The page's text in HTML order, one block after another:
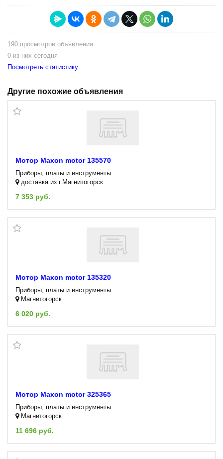
190 просмотров объявления
0 из них сегодня
Посмотреть статистику
Другие похожие объявления
Мотор Maxon motor 135570
Приборы, платы и инструменты
доставка из г.Магнитогорск
7 353 руб.
Мотор Maxon motor 135320
Приборы, платы и инструменты
Магнитогорск
6 020 руб.
Мотор Maxon motor 325365
Приборы, платы и инструменты
Магнитогорск
11 696 руб.